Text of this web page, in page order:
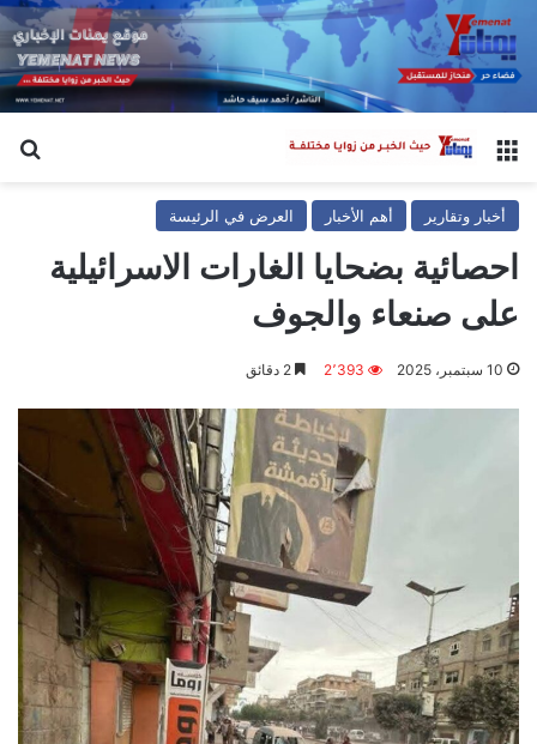
القائمة
أخبار وتقارير أهم الأخبار العرض في الرئيسة
احصائية بضحايا الغارات الاسرائيلية
على صنعاء والجوف
10 سبتمبر، 2025 2٬393